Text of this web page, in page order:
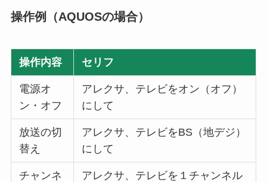
操作例（AQUOSの場合）
操作内容 セリフ
電源オ
ン・オフ
アレクサ、テレビをオン（オフ）
にして
放送の切
替え
アレクサ、テレビをBS（地デジ）
にして
チャンネ
アレクサ、テレビを１チャンネル